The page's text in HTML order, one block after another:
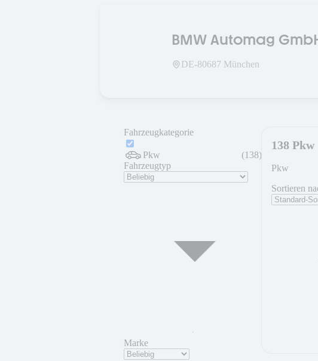
BMW Automag
DE-80687 München
Fahrzeugkategorie
Pkw (138)
Fahrzeugtyp
Marke
138 Pkw
Pkw
Sortieren